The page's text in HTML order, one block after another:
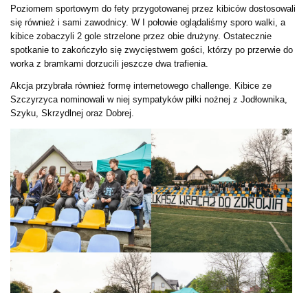
Poziomem sportowym do fety przygotowanej przez kibiców dostosowali
się również i sami zawodnicy. W I połowie oglądaliśmy sporo walki, a
kibice zobaczyli 2 gole strzelone przez obie drużyny. Ostatecznie
spotkanie to zakończyło się zwycięstwem gości, którzy po przerwie do
worka z bramkami dorzucili jeszcze dwa trafienia.
Akcja przybrała również formę internetowego challenge. Kibice ze
Szczyrzyca nominowali w niej sympatyków piłki nożnej z Jodłownika,
Szyku, Skrzydlnej oraz Dobrej.